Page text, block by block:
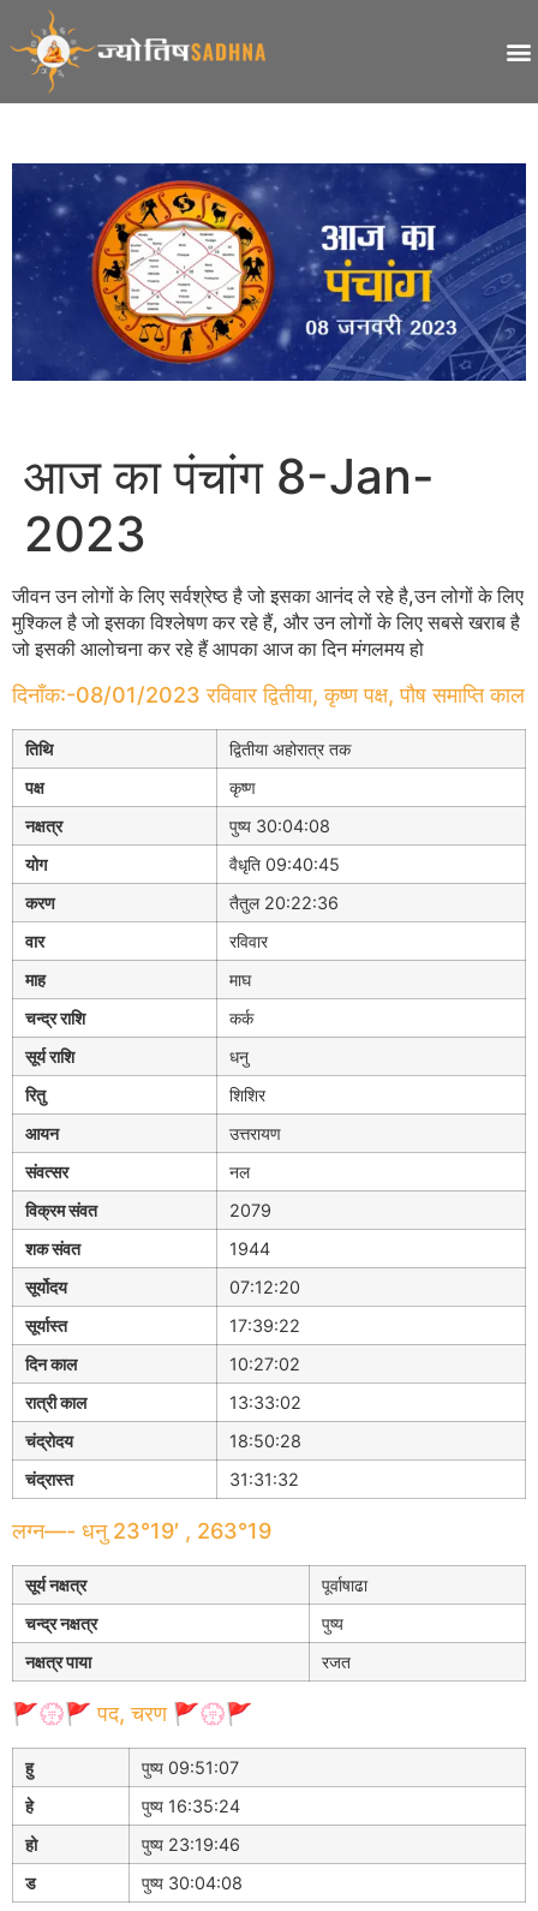
आज का पंचांग 8-Jan-
2023
जीवन उन लोगों के लिए सर्वश्रेष्ठ है जो इसका आनंद ले रहे है,उन लोगों के लिए
मुश्किल है जो इसका विश्लेषण कर रहे हैं, और उन लोगों के लिए सबसे खराब है
जो इसकी आलोचना कर रहे हैं आपका आज का दिन मंगलमय हो
दिनाँक:-08/01/2023 रविवार द्वितीया, कृष्ण पक्ष, पौष समाप्ति काल
तिथि
द्वितीया अहोरात्र तक
पक्ष
कृष्ण
नक्षत्र
पुष्य 30:04:08
योग
वैधृति 09:40:45
करण
तैतुल 20:22:36
वार
रविवार
माह
माघ
चन्द्र राशि
कर्क
सूर्य राशि
धनु
रितु
शिशिर
आयन
उत्तरायण
संवत्सर
नल
विक्रम संवत
2079
शक संवत
1944
सूर्योदय
07:12:20
सूर्यास्त
17:39:22
दिन काल
10:27:02
रात्री काल
13:33:02
चंद्रोदय
18:50:28
चंद्रास्त
31:31:32
लग्न—- धनु 23°19′ , 263°19
सूर्य नक्षत्र
पूर्वाषाढा
चन्द्र नक्षत्र
पुष्य
नक्षत्र पाया
रजत
🚩💮🚩 पद, चरण 🚩💮🚩
हु
पुष्य 09:51:07
हे
पुष्य 16:35:24
हो
पुष्य 23:19:46
ड
पुष्य 30:04:08